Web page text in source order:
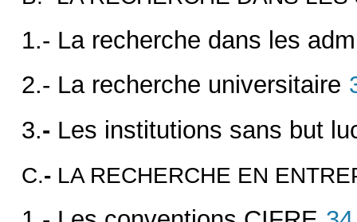
1.- La recherche dans les
2.- La recherche universitaire
3.- Les institutions sans but
C.- LA RECHERCHE EN